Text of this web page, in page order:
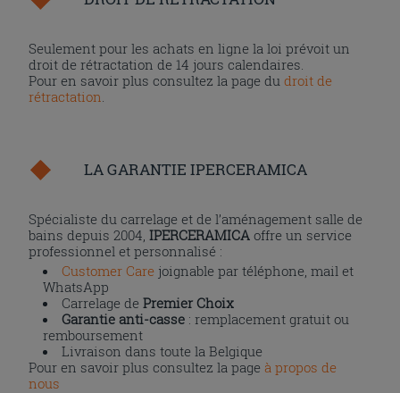
Seulement pour les achats en ligne la loi prévoit un
droit de rétractation de 14 jours calendaires.
Pour en savoir plus consultez la page dudroit de
rétractation
LA GARANTIE IPERCERAMICA
Spécialiste du carrelage et de l’aménagement salle de
bains depuis 2004,IPERCERAMICA offre un service
professionnel et personnalisé :
Customer Care joignable par téléphone, mail et
WhatsApp
Carrelage dePremier Choix
Garantie anti-casse : remplacement gratuit ou
remboursement
Livraison dans toute la Belgique
Pour en savoir plus consultez la page à propos de
nous